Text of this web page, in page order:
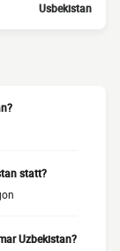
Usbekistan
statt?
Uzbekistan?